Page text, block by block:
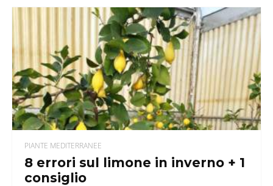
PIANTE MEDITERRANEE
8 errori sul limone in inverno + 1
consiglio